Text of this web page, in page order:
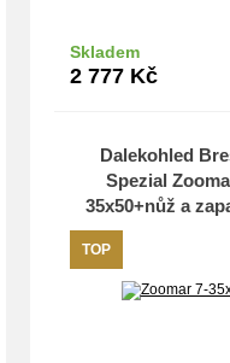
Skladem
2 777 Kč
Dalekohled
Spezial
35x50+nůž a
TOP